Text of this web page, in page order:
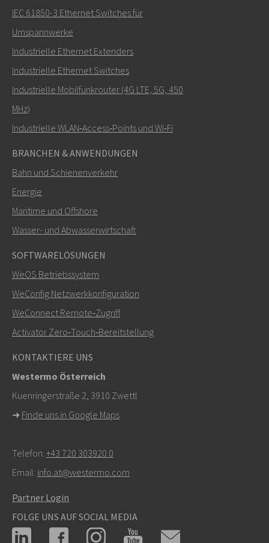
IEC 61850-3 Ethernet Switches für
Umspannwerke
Industrielle Ethernet Extenders
Industrielle Ethernet Switches
Industrielle Mobilfunkrouter (4G LTE, 5G, 450
MHz)
Industrielle WLAN‑Access‑Points und Wi‑Fi
BRANCHEN & ANWENDUNGEN
Bahn und Schienenverkehr
Energie
Maritime und Offshore
Wasser- und Abwasserwirtschaft
SOFTWARELÖSUNGEN
WeOS Betriebssystem
WeConfig Netzwerkkonfiguration
WeConnect Remote‑Zugriff
Activator Zero‑Touch‑Bereitstellung
KONTAKTIERE UNS
Westermo Österreich
Kuenringerstraße 2, 3910 Zwettl
➜ Finde uns in Google Maps
Telefon: +43 720 303920 0
Email: info.at@westermo.com
Partner Login
FOLGE UNS AUF SOCIAL MEDIA